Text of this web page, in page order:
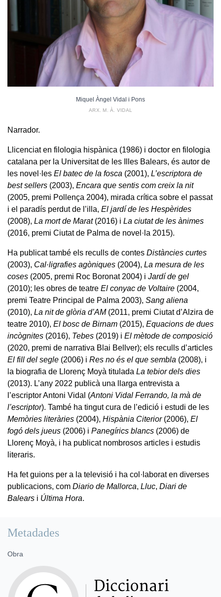
Miquel Àngel Vidal i Pons
ARX. M. À. VIDAL
Narrador.
Llicenciat en filologia hispànica (1986) i doctor en filologia
catalana per la Universitat de les Illes Balears, és autor de
les novel·les El batec de la fosca (2001), L’escriptora de
best sellers (2003), Encara que sentis com creix la nit
(2005, premi Pollença 2004), mirada crítica sobre el passat
i el paradís perdut de l’illa, El jardí de les Hespèrides
(2008), La mort de Marat(2016) i La ciutat de les ànimes
(2016, premi Ciutat de Palma de novel·la 2015).
Ha publicat també els reculls de contes Distàncies curtes
(2003), Cal·ligrafies agòniques (2004), La mesura de les
coses (2005, premi Roc Boronat 2004) i Jardí de gel
(2010); les obres de teatre El conyac de Voltaire (2004,
premi Teatre Principal de Palma 2003), Sang aliena
(2010), La nit de glòria d’AM(2011, premi Ciutat d’Alzira de
teatre 2010), El bosc de Birnam (2015), Equacions de dues
incògnites (2016), Tebes (2019) i El mètode de composició
(2020, premi de narrativa Blai Bellver); els reculls d’articles
El fill del segle (2006) i Res no és el que sembla (2008), i
la biografia de Llorenç Moyà titulada La tebior dels dies
(2013). L’any 2022 publicà una llarga entrevista a
l’escriptor Antoni Vidal (Antoni Vidal Ferrando, la mà de
l’escriptor). També ha tingut cura de l’edició i estudi de les
Memòries literàries (2004), Hispània Citerior(2006), El
fogó dels jueus (2006) i Panegírics blancs (2006) de
Llorenç Moyà, i ha publicat nombrosos articles i estudis
literaris.
Ha fet guions per a la televisió i ha col·laborat en diverses
publicacions, com Diario de Mallorca, Lluc, Diari de
Balears i Última Hora.
Metadades
Obra